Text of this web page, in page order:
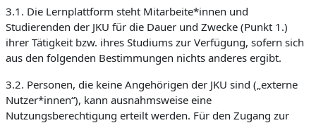
3.1. Die Lernplattform steht Mitarbeite*innen und
Studierenden der JKU für die Dauer und Zwecke (Punkt 1.)
ihrer Tätigkeit bzw. ihres Studiums zur Verfügung, sofern sich
aus den folgenden Bestimmungen nichts anderes ergibt.
3.2. Personen, die keine Angehörigen der JKU sind („externe
Nutzer*innen“), kann ausnahmsweise eine
Nutzungsberechtigung erteilt werden. Für den Zugang zur